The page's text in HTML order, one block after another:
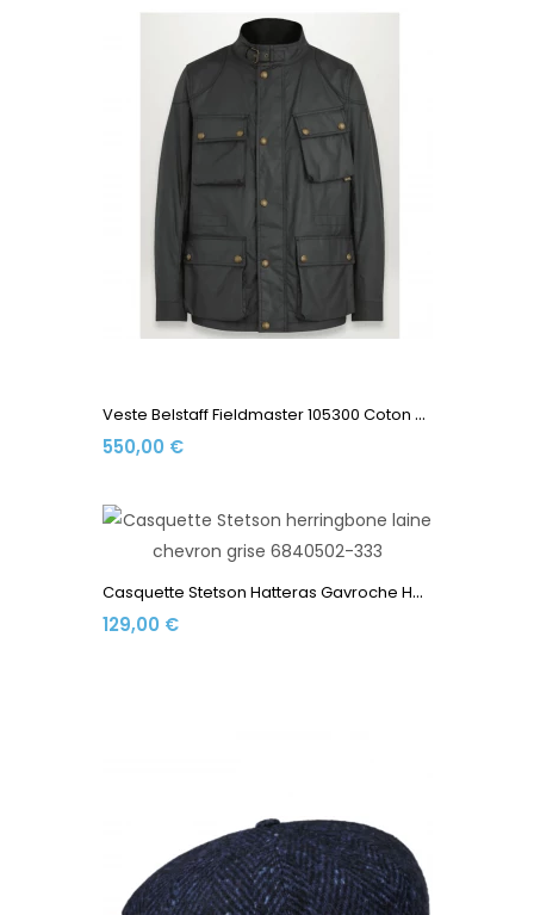
V
Este Belstaff Fieldmaster 105300 Coton Ciré 170 Gr Black
550,00 €
C
Asquette Stetson Hatteras Gavroche Herringbone Laine...
129,00 €